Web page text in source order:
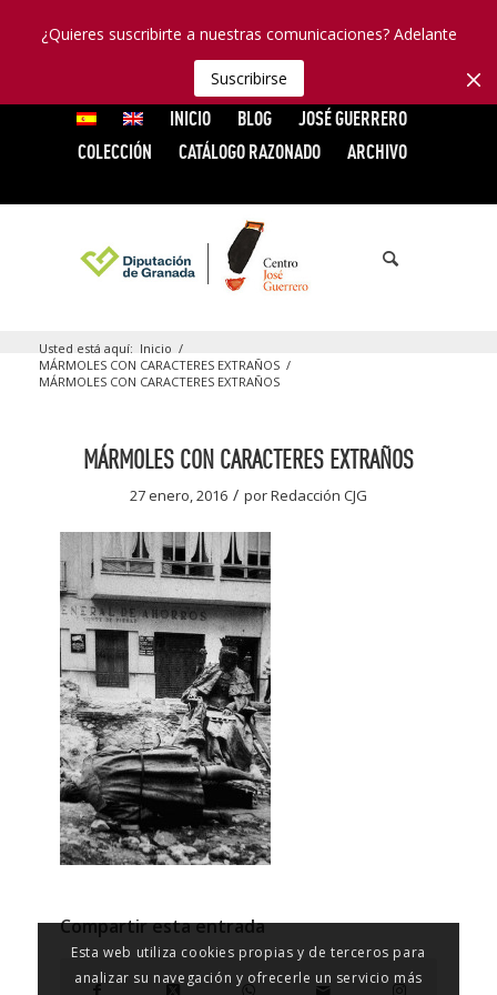
¿Quieres suscribirte a nuestras comunicaciones? Adelante
Suscribirse
INICIO BLOG
JOSÉ GUERRERO
COLECCIÓN
CATÁLOGO RAZONADO ARCHIVO
Usted está aquí: Inicio /
MÁRMOLES CON CARACTERES EXTRAÑOS /
MÁRMOLES CON CARACTERES EXTRAÑOS
MÁRMOLES CON CARACTERES EXTRAÑOS
27 enero, 2016 / porRedacción CJG
Compartir esta entrada
Esta web utiliza cookies propias y de terceros para
analizar su navegación y ofrecerle un servicio más